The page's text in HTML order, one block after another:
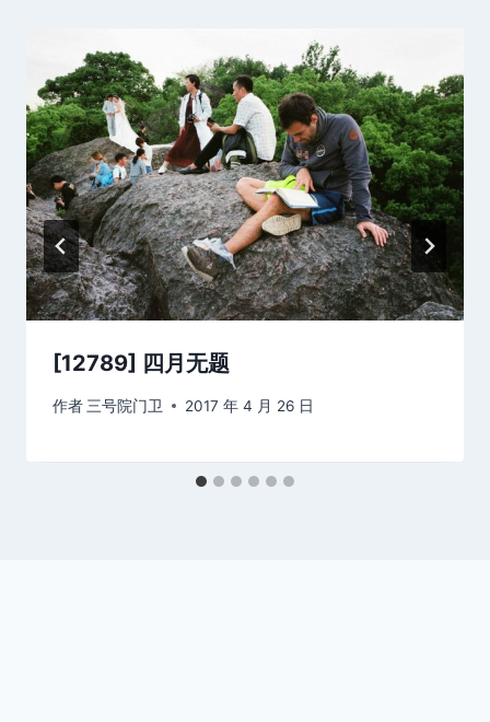
[12789] 四月无题
作者 三号院门卫 2017 年 4 月 26 日